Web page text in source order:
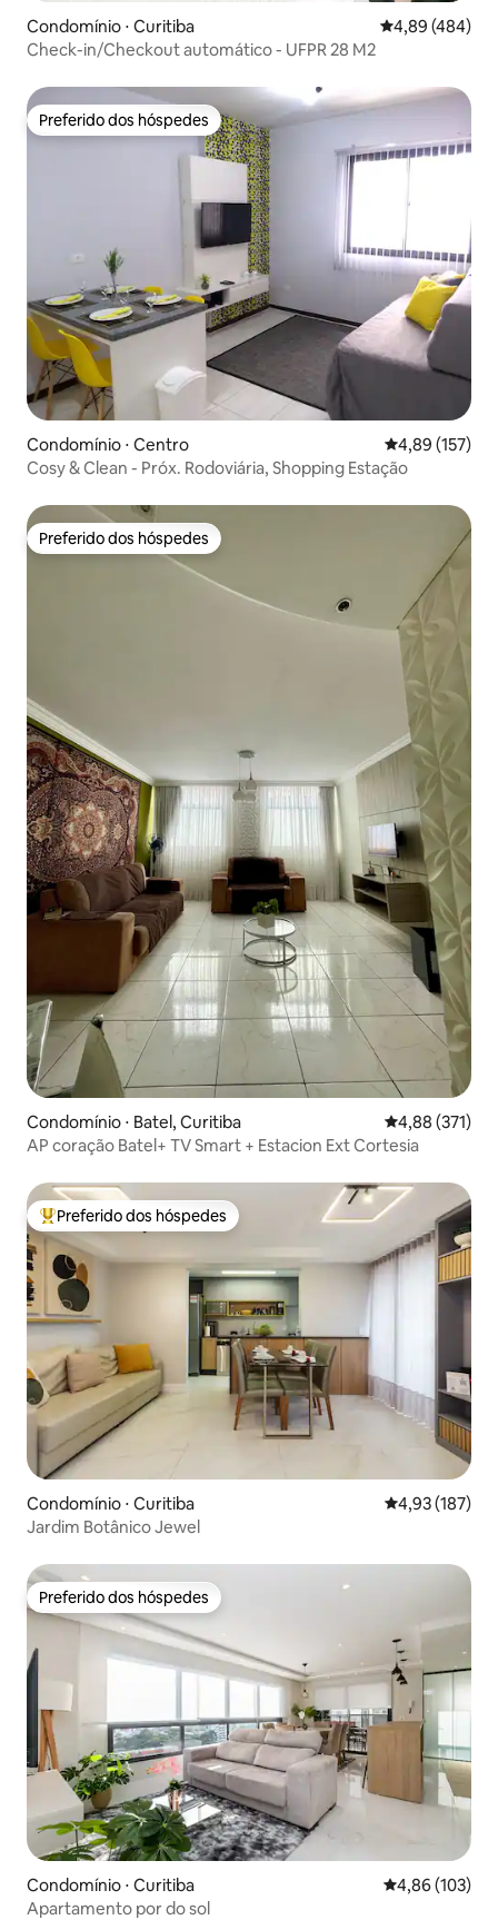
Condomínio ⋅ Curitiba 4,89 de uma
4,89 (484)
Check-in/Checkout automático - UFPR 28 M2
Preferido dos hóspedes
Preferido dos hóspedes
Condomínio ⋅ Centro 4,89 de uma
4,89 (157)
Cosy & Clean - Próx. Rodoviária, Shopping Estação
Preferido dos hóspedes
Preferido dos hóspedes
Condomínio ⋅ Batel, Curitiba 4,88 de uma
4,88 (371)
AP coração Batel+ TV Smart + Estacion Ext Cortesia
Entre os melhores preferidos dos hóspedes
Preferido dos hóspedes
Condomínio ⋅ Curitiba 4,93 de uma
4,93 (187)
Jardim Botânico Jewel
Preferido dos hóspedes
Preferido dos hóspedes
Condomínio ⋅ Curitiba 4,86 de uma
4,86 (103)
Apartamento por do sol